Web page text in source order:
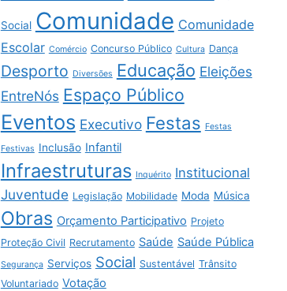
Social Comunidade Comunidade
Escolar Comércio Concurso Público Cultura Dança
Desporto Diversões Educação Eleições
EntreNós Espaço Público
Eventos Executivo Festas Festas
Festivas Inclusão Infantil
Infraestruturas Inquérito Institucional
Juventude Legislação Mobilidade Moda Música
Obras Orçamento Participativo Projeto
Proteção Civil Recrutamento Saúde Saúde Pública
Segurança Serviços Social Sustentável Trânsito
Voluntariado Votação